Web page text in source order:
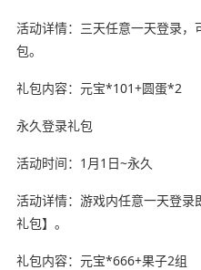
活动详情：三天任意一天登录
包。
礼包内容：元宝*101+圆蛋*2
永久登录礼包
活动时间：1月1日~永久
活动详情：游戏内任意一天登
礼包】。
礼包内容：元宝*666+果子2组